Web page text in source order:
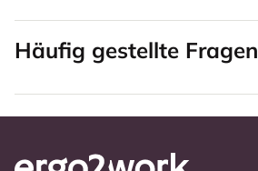
Häufig gestellte Fragen